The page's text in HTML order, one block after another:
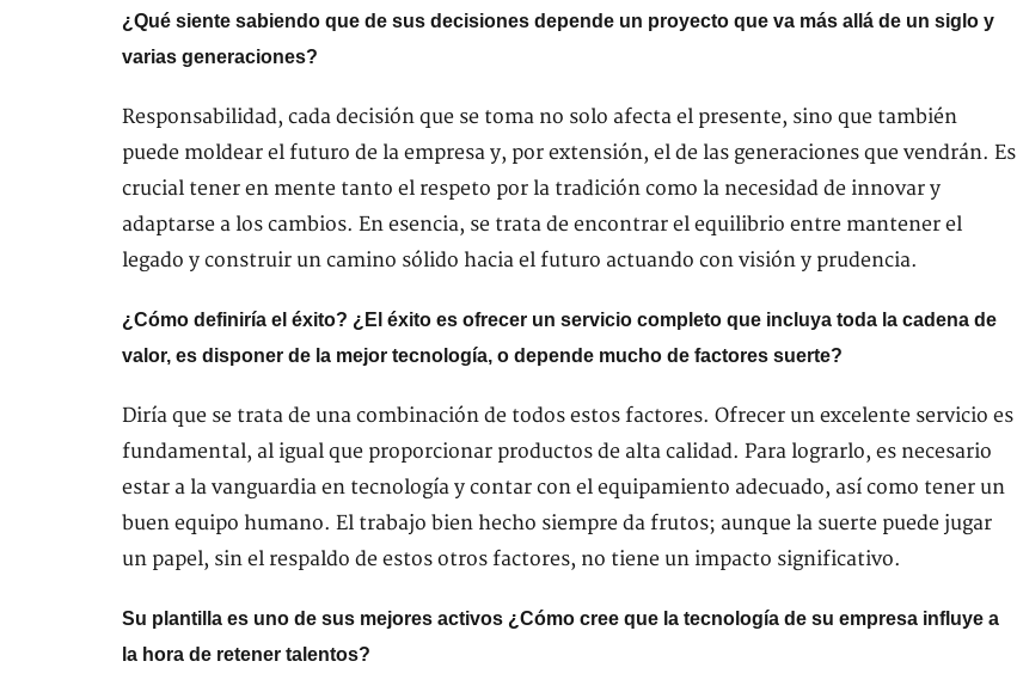
¿Qué siente sabiendo que de sus decisiones depende un proyecto que va más allá de un siglo y
varias generaciones?
Responsabilidad, cada decisión que se toma no solo afecta el presente, sino que también
puede moldear el futuro de la empresa y, por extensión, el de las generaciones que vendrán. Es
crucial tener en mente tanto el respeto por la tradición como la necesidad de innovar y
adaptarse a los cambios. En esencia, se trata de encontrar el equilibrio entre mantener el
legado y construir un camino sólido hacia el futuro actuando con visión y prudencia.
¿Cómo definiría el éxito? ¿El éxito es ofrecer un servicio completo que incluya toda la cadena de
valor, es disponer de la mejor tecnología, o depende mucho de factores suerte?
Diría que se trata de una combinación de todos estos factores. Ofrecer un excelente servicio es
fundamental, al igual que proporcionar productos de alta calidad. Para lograrlo, es necesario
estar a la vanguardia en tecnología y contar con el equipamiento adecuado, así como tener un
buen equipo humano. El trabajo bien hecho siempre da frutos; aunque la suerte puede jugar
un papel, sin el respaldo de estos otros factores, no tiene un impacto significativo.
Su plantilla es uno de sus mejores activos ¿Cómo cree que la tecnología de su empresa influye a
la hora de retener talentos?